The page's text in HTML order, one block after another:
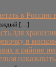
в Россию
[…]
для
в
в районе